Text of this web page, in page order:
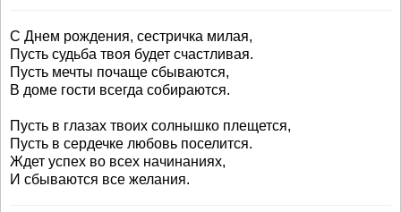
С Днем рождения, сестричка милая,
Пусть судьба твоя будет счастливая.
Пусть мечты почаще сбываются,
В доме гости всегда собираются.
Пусть в глазах твоих солнышко плещется,
Пусть в сердечке любовь поселится.
Ждет успех во всех начинаниях,
И сбываются все желания.